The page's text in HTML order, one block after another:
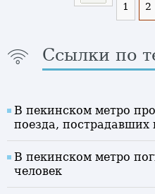
1 2
Ссылки по
В пекинском метро
поезда, пострадавших
В пекинском метро
человек